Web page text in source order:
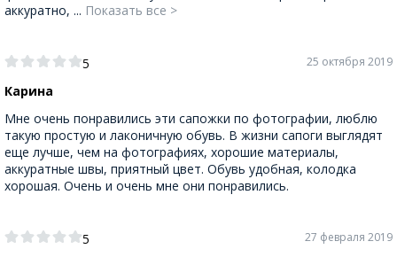
аккуратно, ... Показать все >
5
Карина
25 октября 2019
Мне очень понравились эти сапожки по фотографии, люблю
такую простую и лаконичную обувь. В жизни сапоги выглядят
еще лучше, чем на фотографиях, хорошие материалы,
аккуратные швы, приятный цвет. Обувь удобная, колодка
хорошая. Очень и очень мне они понравились.
5
27 февраля 2019